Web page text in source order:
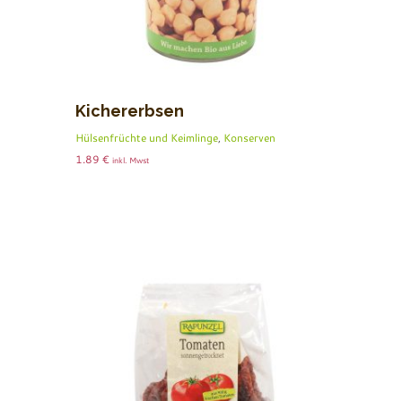
Kichererbsen
Hülsenfrüchte und Keimlinge, Konserven
1.89 € inkl. Mwst